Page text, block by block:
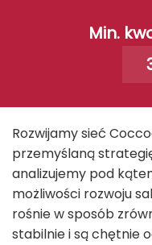
Min.
Rozwijamy sieć
przemyślaną
analizujemy pod
możliwości rozwoju
rośnie w sposób
stabilnie i są chętnie